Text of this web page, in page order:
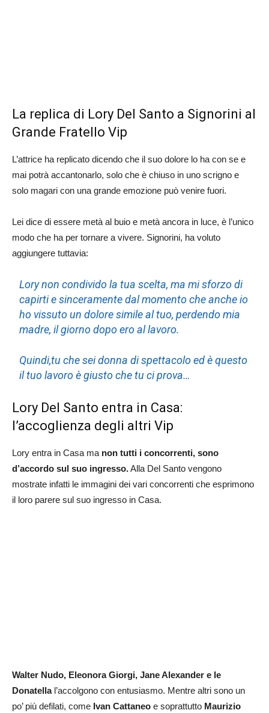
La replica di Lory Del Santo a Signorini al
Grande Fratello Vip
L’attrice ha replicato dicendo che il suo dolore lo ha con se e
mai potrà accantonarlo, solo che è chiuso in uno scrigno e
solo magari con una grande emozione può venire fuori.
Lei dice di essere metà al buio e metà ancora in luce, è l’unico
modo che ha per tornare a vivere. Signorini, ha voluto
aggiungere tuttavia:
Lory non condivido la tua scelta, ma mi sforzo di
capirti e sinceramente dal momento che anche io
ho vissuto un dolore simile al tuo, perdendo mia
madre, il giorno dopo ero al lavoro.
Quindi,tu che sei donna di spettacolo ed è questo
il tuo lavoro è giusto che tu ci prova…
Lory Del Santo entra in Casa:
l’accoglienza degli altri Vip
Lory entra in Casa ma non tutti i concorrenti, sono
d’accordo sul suo ingresso.Alla Del Santo vengono
mostrate infatti le immagini dei vari concorrenti che esprimono
il loro parere sul suo ingresso in Casa.
Walter Nudo, Eleonora Giorgi, Jane Alexander e le
Donatellal’accolgono con entusiasmo. Mentre altri sono un
po’ più defilati, come Ivan Cattaneo e soprattutto Maurizio